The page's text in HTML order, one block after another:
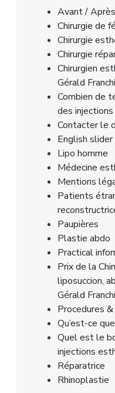
Avant / Après
Chirurgie de
Chirurgie
Chirurgie
Chirurgien
Gérald Franchi
Combien de
des
Contacter le
English slider
Lipo homme
Médecine
Mentions
Patients
Paupières
Plastie abdo
Practical
Prix de la
liposuccion,
Gérald Franchi
Procedures
Qu’est-ce
Quel est le
injections
Réparatrice
Rhinoplastie